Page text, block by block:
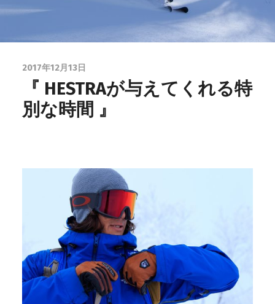
2017年12月13日
『 HESTRAが与えてくれる特
別な時間 』